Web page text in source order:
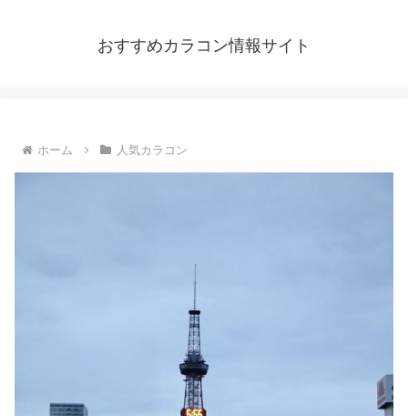
おすすめカラコン情報サイト
ホーム 人気カラコン